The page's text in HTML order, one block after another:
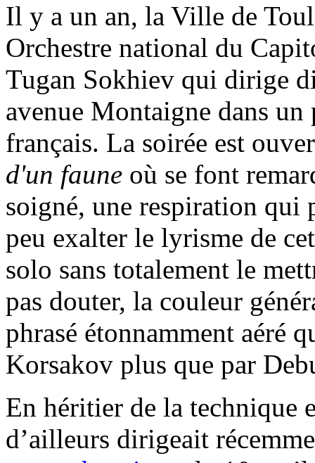
Il y a un an, la Ville de
Orchestre national du
Tugan Sokhiev qui dirige
avenue Montaigne dans
français. La soirée est
d'un faune où se font
soigné, une respiration qui
peu exalter le lyrisme de
solo sans totalement le
pas douter, la couleur
phrasé étonnamment aéré
Korsakov plus que par
En héritier de la technique
d’ailleurs dirigeait